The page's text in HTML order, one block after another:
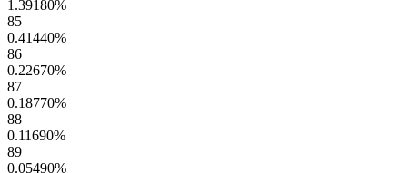
1.39180%
85
0.41440%
86
0.22670%
87
0.18770%
88
0.11690%
89
0.05490%